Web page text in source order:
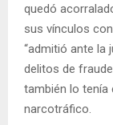
quedó
sus vínculos
“admitió ante la
delitos de
también lo tenía
narcotráfico.